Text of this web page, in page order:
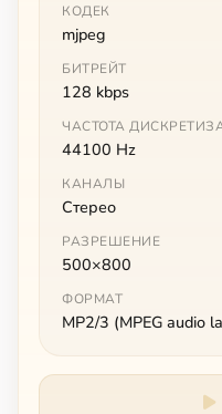
КОДЕК
mjpeg
БИТРЕЙТ
128 kbps
ЧАСТОТА
44100 Hz
КАНАЛЫ
Стерео
РАЗРЕШЕНИЕ
500×800
ФОРМАТ
MP2/3 (MPEG audio